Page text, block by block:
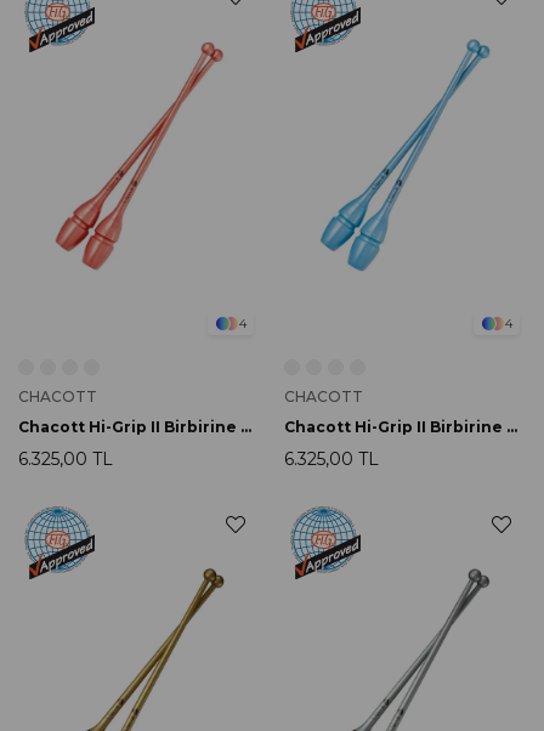
4
CHACOTT
Chacott Hi-Grip II Birbirine Baglanabilir Labut 41cm 081 Carrot
6.325,00 TL
4
CHACOTT
Chacott Hi-Grip II Birbirine Baglanabilir Labut 41cm 022 Sax Blue
6.325,00 TL